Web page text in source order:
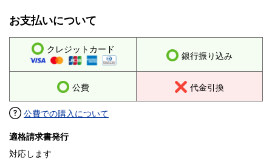
お支払いについて
クレジットカード
銀行振り込み
公費 代金引換
公費での購入について
適格請求書発行
対応します